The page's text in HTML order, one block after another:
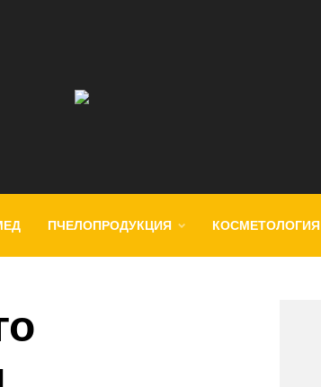
ПЧЕЛОПРОДУКЦИЯ КОСМЕТОЛОГИЯ